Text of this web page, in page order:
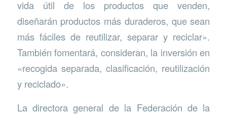
vida útil de los productos que venden,
diseñarán productos más duraderos, que sean
más fáciles de reutilizar, separar y reciclar».
También fomentará, consideran, la inversión en
«recogida separada, clasificación, reutilización
y reciclado».
La directora general de la Federación de la